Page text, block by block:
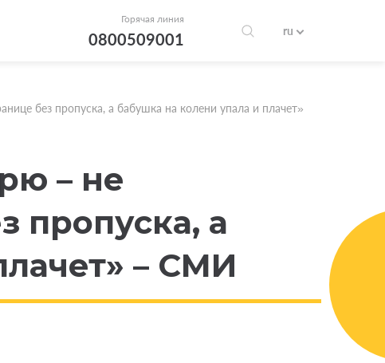
Горячая линия
0800509001 ru
без пропуска, а бабушка на колени упала и плачет»
– не
пропуска, а
– СМИ